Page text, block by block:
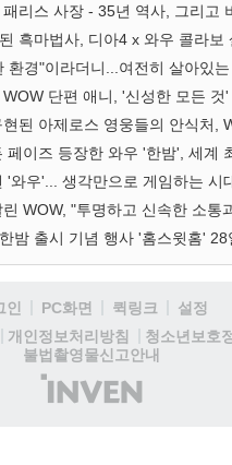
리스 사장 - 35년 역사, 그리고
흑마법사, 디아4 x 와우 콜라보
환경"이라더니...여전히 살아있
단편 애니, '신성한 모든 것'
'와우'... 생각만으로 게임하는 시
WOW, "투명하고 신속한 소통
밤 출시 기념 행사 '홈스윗홈' 28
인 PC화면 퀵링크
설정
개인정보처리방침
청소년보호
불법촬영물신고안내
(주)
인